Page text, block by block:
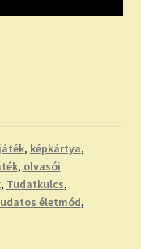
játék, képkártya,
, olvasói
, Tudatkulcs,
életmód,